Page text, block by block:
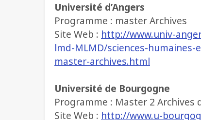
Université d’Angers
Programme : master Archives
Site Web : http://www.univ-
lmd-MLMD/sciences-
master-archives.html
Université de Bourgogne
Programme : Master 2 Archives
Site Web : http://www.u-